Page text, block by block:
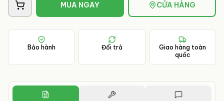
MUA NGAY CỬA HÀNG
Bảo hành Đổi trả
Giao hàng toàn
quốc